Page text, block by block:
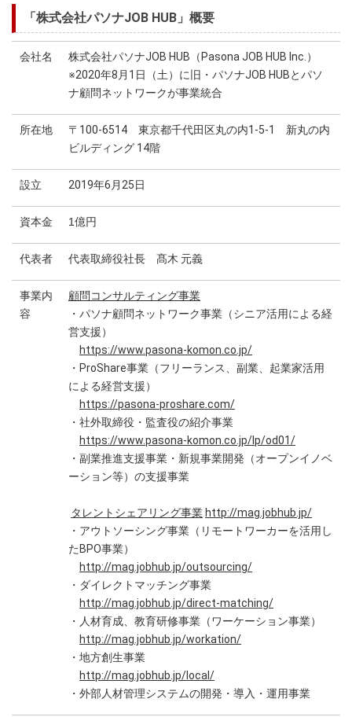
「株式会社パソナJOB HUB」概要
会社名
株式会社パソナJOB HUB（Pasona JOB HUB Inc.）
※2020年8月1日（土）に旧・パソナJOB HUBとパソ
ナ顧問ネットワークが事業統合
所在地
〒100-6514 東京都千代田区丸の内1-5-1 新丸の内
ビルディング 14階
設立 2019年6月25日
資本金 1億円
代表者 代表取締役社長 髙木 元義
事業内
容
顧問コンサルティング事業
・パソナ顧問ネットワーク事業（シニア活用による経
営支援）
https://www.pasona-komon.co.jp/
・ProShare事業（フリーランス、副業、起業家活用
による経営支援）
https://pasona-proshare.com/
・社外取締役・監査役の紹介事業
https://www.pasona-komon.co.jp/lp/od01/
・副業推進支援事業・新規事業開発（オープンイノベ
ーション等）の支援事業
タレントシェアリング事業 http://mag.jobhub.jp/
・アウトソーシング事業（リモートワーカーを活用し
たBPO事業）
http://mag.jobhub.jp/outsourcing/
・ダイレクトマッチング事業
http://mag.jobhub.jp/direct-matching/
・人材育成、教育研修事業（ワーケーション事業）
http://mag.jobhub.jp/workation/
・地方創生事業
http://mag.jobhub.jp/local/
・外部人材管理システムの開発・導入・運用事業